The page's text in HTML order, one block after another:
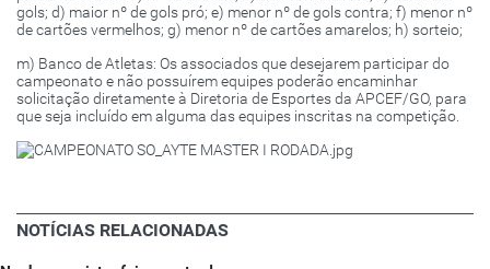
gols; d) maior nº de gols pró; e) menor nº de gols contra; f) menor nº
de cartões vermelhos; g) menor nº de cartões amarelos; h) sorteio;
m) Banco de Atletas: Os associados que desejarem participar do
campeonato e não possuírem equipes poderão encaminhar
solicitação diretamente à Diretoria de Esportes da APCEF/GO, para
que seja incluído em alguma das equipes inscritas na competição.
NOTÍCIAS RELACIONADAS